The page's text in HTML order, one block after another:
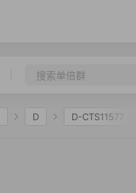
D D-CTS11577